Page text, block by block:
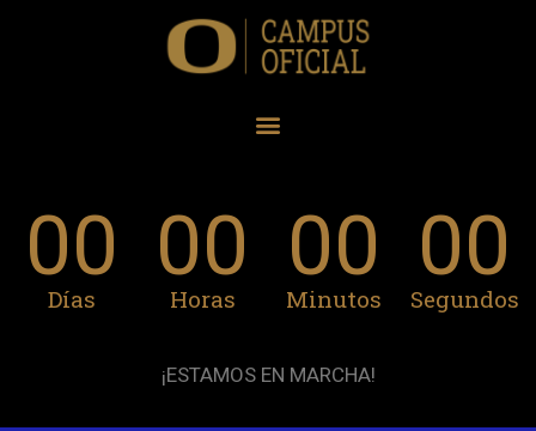
00
Días
00
Horas
00
Minutos
00
Segundos
¡ESTAMOS EN MARCHA!